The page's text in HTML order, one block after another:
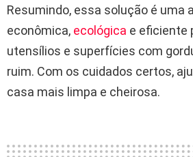
Resumindo, essa solução é uma
econômica, ecológica e eficiente
utensílios e superfícies com
ruim. Com os cuidados certos,
casa mais limpa e cheirosa.